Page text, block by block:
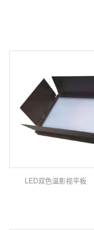
LED双色温影视平板